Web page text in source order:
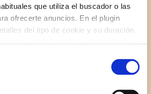
que utiliza el buscador o las
ofrecerte anuncios. En el plugin
del tipo de cookie y su duración.
evitar las cookies en el navegador.
vez esta notificación navegar en
de nuevo. Le informamos que aún
Olive Oil